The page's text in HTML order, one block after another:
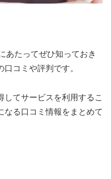
あたってぜひ知っておき
コミや評判です。
してサービスを利用するこ
なる口コミ情報をまとめて